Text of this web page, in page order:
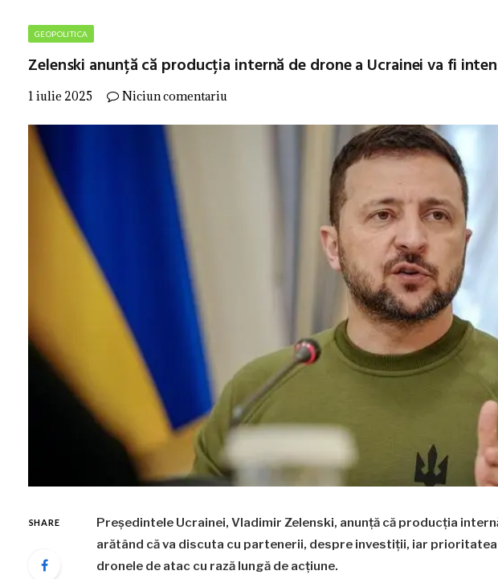
GEOPOLITICA
Zelenski anunță că producția internă de drone a Ucrainei va fi
1 iulie 2025 Niciun comentariu
SHARE
Președintele Ucrainei, Vladimir Zelenski, anunță că producția
arătând că va discuta cu partenerii, despre investiții, iar
dronele de atac cu rază lungă de acțiune.